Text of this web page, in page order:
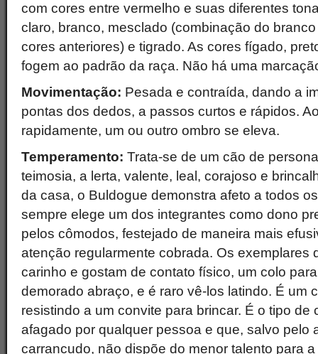
com cores entre vermelho e suas diferentes
claro, branco, mesclado (combinação do
cores anteriores) e tigrado. As cores fígado,
fogem ao padrão da raça. Não há uma
Movimentação: Pesada e contraída, dando a
pontas dos dedos, a passos curtos e rápidos.
rapidamente, um ou outro ombro se eleva.
Temperamento: Trata-se de um cão de
teimosia, a lerta, valente, leal, corajoso e
da casa, o Buldogue demonstra afeto a todos
sempre elege um dos integrantes como dono
pelos cômodos, festejado de maneira mais
atenção regularmente cobrada. Os exemplares
carinho e gostam de contato físico, um colo
demorado abraço, e é raro vê-los latindo. É um
resistindo a um convite para brincar. É o tipo de
afagado por qualquer pessoa e que, salvo pelo
carrancudo, não dispõe do menor talento para